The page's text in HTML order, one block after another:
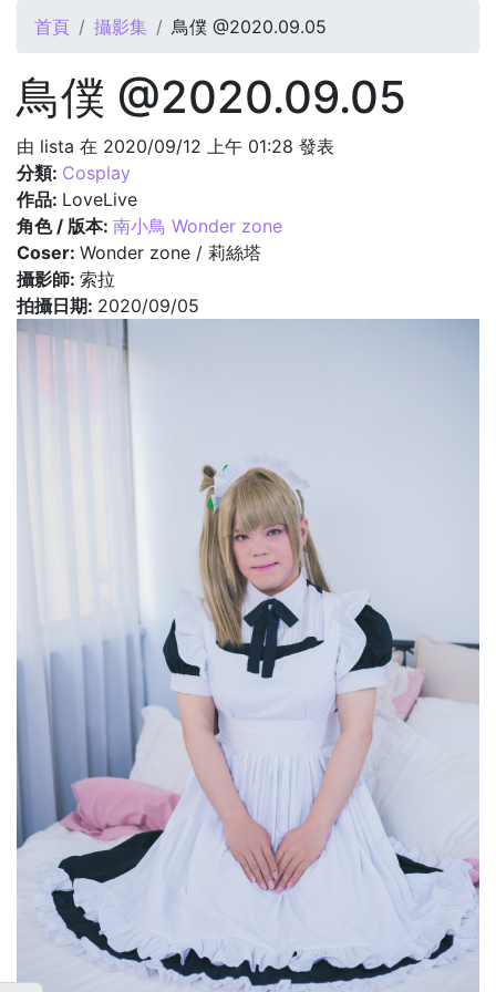
您在這裡
首頁 攝影集 鳥僕 @2020.09.05
鳥僕 @2020.09.05
由 lista 在 2020/09/12 上午 01:28 發表
分類: Cosplay
作品: LoveLive
角色 / 版本: 南小鳥 Wonder zone
Coser: Wonder zone / 莉絲塔
攝影師: 索拉
拍攝日期: 2020/09/05